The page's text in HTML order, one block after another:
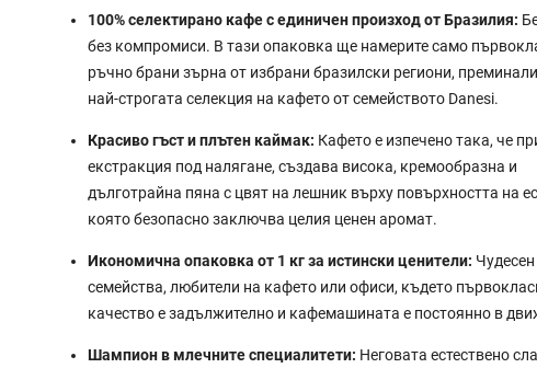
100% селектирано кафе с единичен произход от Бразилия:
без компромиси. В тази опаковка ще намерите само
ръчно брани зърна от избрани бразилски региони,
най-строгата селекция на кафето от семейството Danesi.
Красиво гъст и плътен каймак: Кафето е изпечено така, че
екстракция под налягане, създава висока, кремообразна и
дълготрайна пяна с цвят на лешник върху повърхността на
която безопасно заключва целия ценен аромат.
Икономична опаковка от 1 кг за истински ценители:
семейства, любители на кафето или офиси, където
качество е задължително и кафемашината е постоянно в
Шампион в млечните специалитети: Неговата естествено